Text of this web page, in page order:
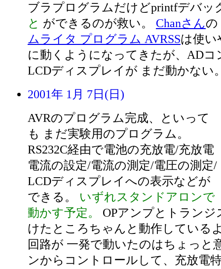
ブラプログラムだけどprintfデバッ
と ができるのが救い。 Chanさんの
ムライタ プログラム AVRSSは使い
に動くようになってきたが、ADコ
LCDディスプレイが まだ動かない
2001年 1月 7日(日)
AVRのプログラム完成、といって
も まだ実験用のプログラム。
RS232C経由で電池の充放電/充放電
電流の設定/電流の測定/電圧の測定/
LCDディスプレイへの表示などが
できる。 いずれスタンドアロンで
動かす予定。
OPアンプとトラン
けたところちゃんと動作している
回路が 一発で動いたのはちょっと
ンからコントロールして、充放電